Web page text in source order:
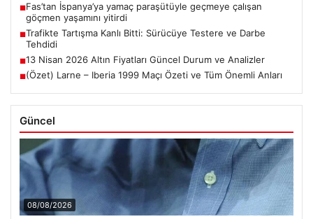
■Fas’tan İspanya’ya yamaç paraşütüyle geçmeye çalışan
göçmen yaşamını yitirdi
■Trafikte Tartışma Kanlı Bitti: Sürücüye Testere ve Darbe
Tehdidi
■13 Nisan 2026 Altın Fiyatları Güncel Durum ve Analizler
■(Özet) Larne – Iberia 1999 Maçı Özeti ve Tüm Önemli Anları
Güncel
08/08/2026